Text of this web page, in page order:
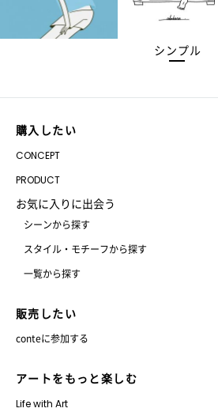
シンプル
購入したい
CONCEPT
PRODUCT
お気に入りに出会う
シーンから探す
スタイル・モチーフから探す
一覧から探す
販売したい
conteに参加する
アートをもっと楽しむ
Life with Art